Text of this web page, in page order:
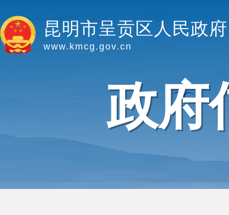
昆明市呈贡区人民政府
www.kmcg.gov.cn
政府